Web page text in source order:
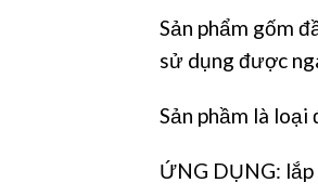
Sản phẩm gốm
sử dụng được
Sản phầm là loại
ỨNG DỤNG: